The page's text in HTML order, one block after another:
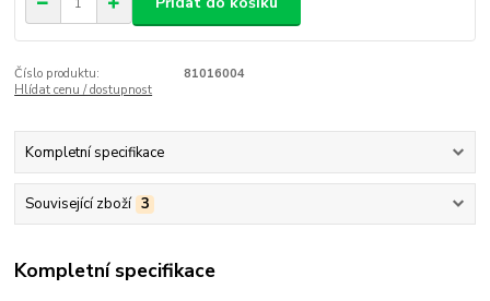
Číslo produktu:
81016004
Hlídat cenu / dostupnost
Kompletní specifikace
Související zboží 3
Kompletní specifikace